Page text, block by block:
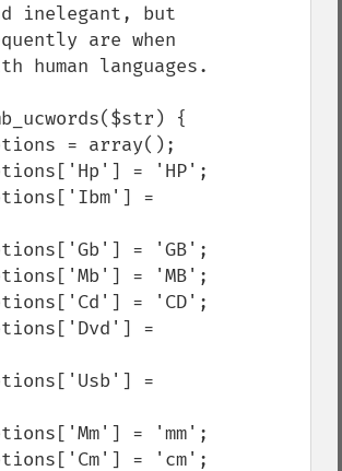
inelegant, but
are when
human languages.
{